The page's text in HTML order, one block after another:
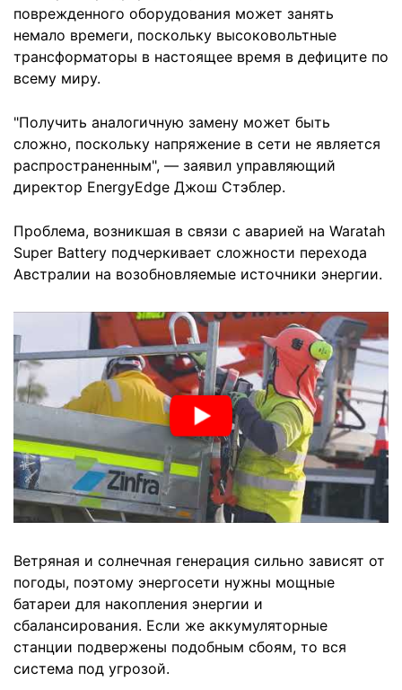
поврежденного оборудования может занять
немало времеги, поскольку высоковольтные
трансформаторы в настоящее время в дефиците по
всему миру.
"Получить аналогичную замену может быть
сложно, поскольку напряжение в сети не является
распространенным", — заявил управляющий
директор EnergyEdge Джош Стэблер.
Проблема, возникшая в связи с аварией на Waratah
Super Battery подчеркивает сложности перехода
Австралии на возобновляемые источники энергии.
Ветряная и солнечная генерация сильно зависят от
погоды, поэтому энергосети нужны мощные
батареи для накопления энергии и
сбалансирования. Если же аккумуляторные
станции подвержены подобным сбоям, то вся
система под угрозой.